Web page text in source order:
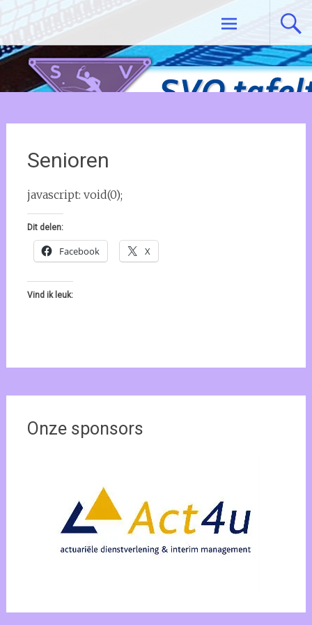
de
inhoud
Tafeltennisvereniging SVO De Meern
Senioren
javascript: void(0);
Dit delen:
Facebook X
Vind ik leuk:
Onze sponsors